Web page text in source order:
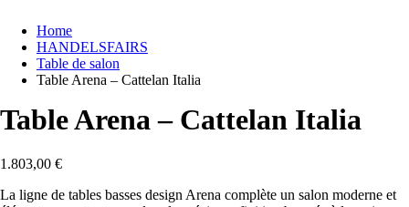
Home
HANDELSFAIRS
Table de salon
Table Arena – Cattelan Italia
Table Arena – Cattelan Italia
1.803,00 €
La ligne de tables basses design Arena complète un salon moderne et